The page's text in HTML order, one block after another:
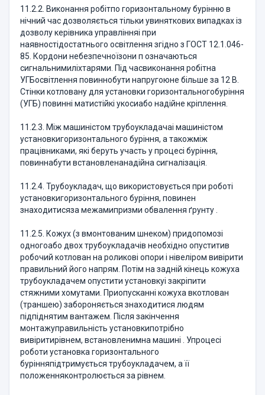
11.2.2. Виконання робітпо горизонтальному бурінню в
нічний час дозволяється тільки увиняткових випадках із
дозволу керівника управлінняі при
наявностідостатнього освітлення згідно з ГОСТ 12.1.046-
85. Кордони небезпечноїзони п означаються
сигнальнимиліхтарями. Під часвиконання робітна
УГБосвітлення повиннобути напругоюне більше за 12 В.
Стінки котловану для установки горизонтальногобуріння
(УГБ) повинні матистійкі укосиабо надійне кріплення.
11.2.3. Між машиністом трубоукладачаі машиністом
установкигоризонтального буріння, а такожміж
працівниками, які беруть участь у процесі буріння,
повиннабути встановленанадійна сигналізація.
11.2.4. Трубоукладач, що використовується при роботі
установкигоризонтального буріння, повинен
знаходитисяза межамипризми обвалення ґрунту .
11.2.5. Кожух (з вмонтованим шнеком) придопомозі
одногоабо двох трубоукладачів необхідно опуститив
робочий котлован на роликові опори і нівеліром вивірити
правильний його напрям. Потім на задній кінець кожуха
трубоукладачем опустити установкуі закріпити
стяжними хомутами. Приопусканні кожуха вкотлован
(траншею) забороняється знаходитися людям
підпіднятим вантажем. Після закінчення
монтажуправильність установкипотрібно
вивіритирівнем, встановленимна машині . Упроцесі
роботи установка горизонтального
бурінняпідтримується трубоукладачем, а її
положенняконтролюється за рівнем.